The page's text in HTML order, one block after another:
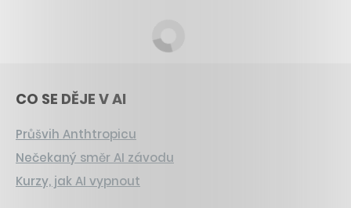
CO SE DĚJE V AI
Průšvih Anthtropicu
Nečekaný směr AI závodu
Kurzy, jak AI vypnout